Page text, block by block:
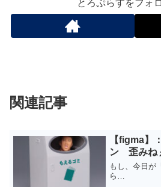
とろぷらすをフォ
関連記事
【figma】
ン 歪みね
もし、今日が
ら…